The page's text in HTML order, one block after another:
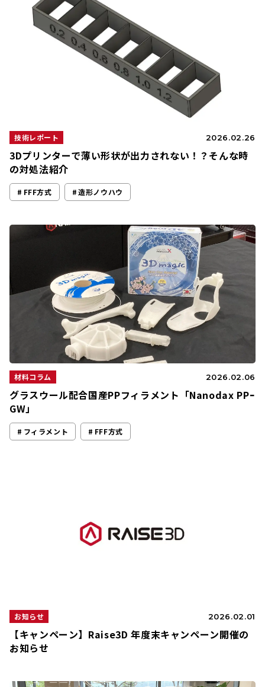
技術レポート 2026.02.26
3Dプリンターで薄い形状が出力されない！？そんな時
の対処法紹介
FFF方式 造形ノウハウ
材料コラム 2026.02.06
グラスウール配合国産PPフィラメント「Nanodax PPｰ
GW」
フィラメント FFF方式
お知らせ 2026.02.01
【キャンペーン】Raise3D 年度末キャンペーン開催の
お知らせ